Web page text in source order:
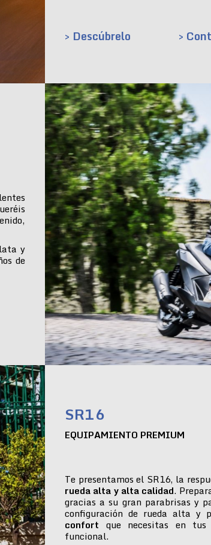
> Descúbrelo >
y
de
SR16
EQUIPAMIENTO PREMIUM
Te presentamos el SR16, la
rueda alta y alta calidad.
gracias a su gran parabrisas y
configuración de rueda alta y
confort que necesitas en tus
funcional.